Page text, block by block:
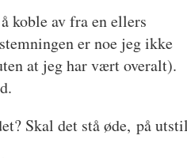
koble av fra en ellers
er noe jeg ikke
at jeg har vært overalt).
Skal det stå øde, på